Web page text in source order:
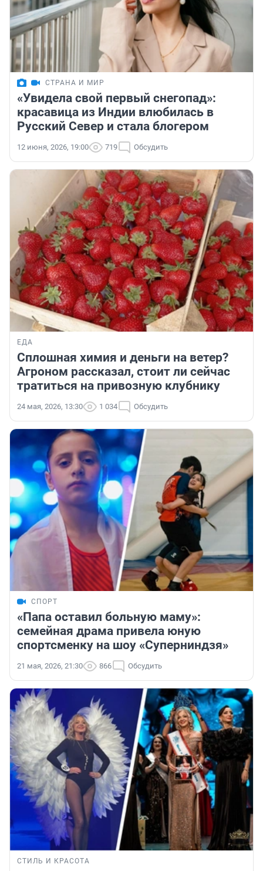
СТРАНА И МИР
«Увидела свой первый снегопад»:
красавица из Индии влюбилась в
Русский Север и стала блогером
12 июня, 2026, 19:00 719 Обсудить
ЕДА
Сплошная химия и деньги на ветер?
Агроном рассказал, стоит ли сейчас
тратиться на привозную клубнику
24 мая, 2026, 13:30 1 034 Обсудить
СПОРТ
«Папа оставил больную маму»:
семейная драма привела юную
спортсменку на шоу «Суперниндзя»
21 мая, 2026, 21:30 866 Обсудить
СТИЛЬ И КРАСОТА